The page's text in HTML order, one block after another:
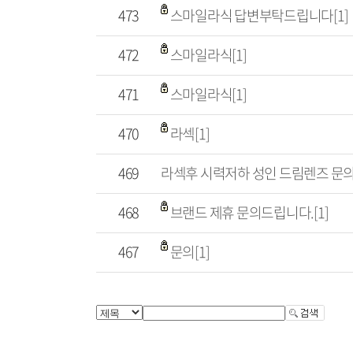
473
스마일라식 답변부탁드립니다[1]
472
스마일라식[1]
471
스마일라식[1]
470
라섹[1]
469
라섹후 시력저하 성인 드림렌즈 문
468
브랜드 제휴 문의드립니다.[1]
467
문의[1]